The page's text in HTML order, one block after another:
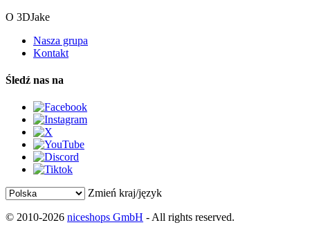
O 3DJake
Nasza grupa
Kontakt
Śledź nas na
Zmień kraj/język
© 2010-2026 niceshops GmbH - All rights reserved.